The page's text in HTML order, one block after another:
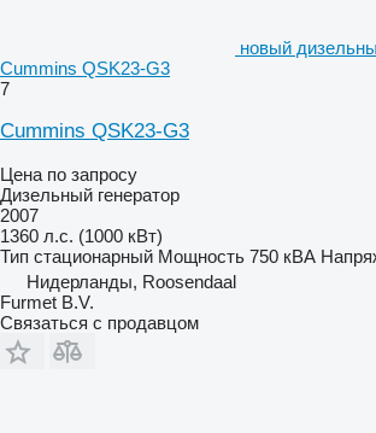
новый
Cummins QSK23-G3
7
Cummins QSK23-G3
Цена по запросу
Дизельный генератор
2007
1360 л.с. (1000 кВт)
Тип стационарный Мощность 750 кВА
Нидерланды, Roosendaal
Furmet B.V.
Связаться с продавцом